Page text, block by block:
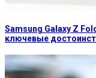
Samsung Galaxy Z
ключевые